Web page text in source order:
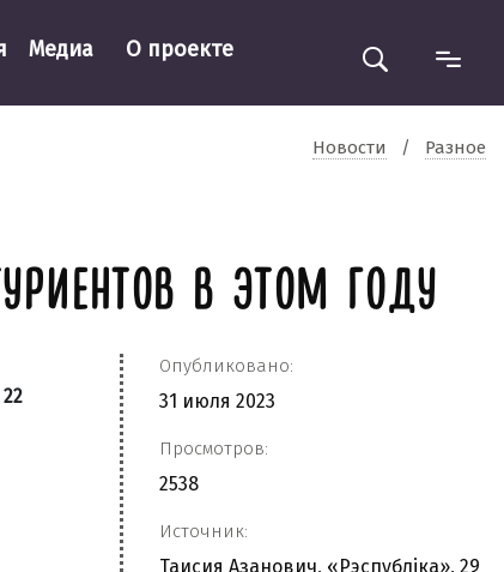
Медиа О проекте
Новости / Разное
В ЭТОМ ГОДУ
Опубликовано:
31 июля 2023
Просмотров:
2538
Источник:
Таисия Азанович, «Рэспубліка», 29